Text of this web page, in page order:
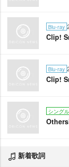
Blu-ray
Clip!
Blu-ray
Clip!
シングル
新着歌詞